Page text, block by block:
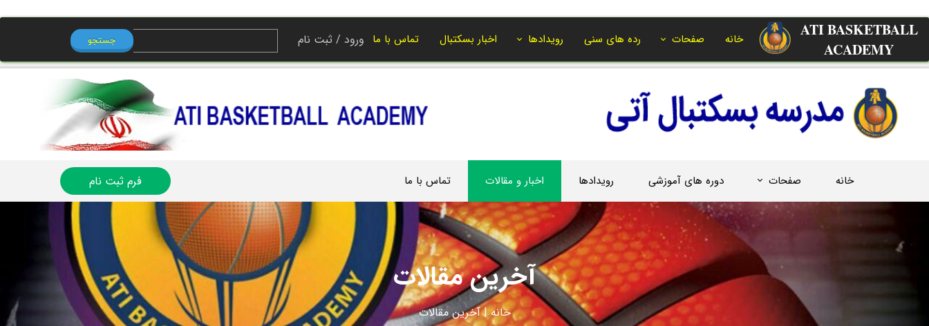
خانه صفحات رده های سنی رویدادها اخبار بسکتبال تماس با ما ورود / ثبت نام
حساب کاربری من
سفارشات
جستجو
ATI BASKETBALL
ACADEMY​​​​​​​
فرم ثبت نام خانه صفحات دوره های آموزشی رویدادها اخبار و مقالات تماس با ما
آخرین مقالات
خانه|آخرین مقالات